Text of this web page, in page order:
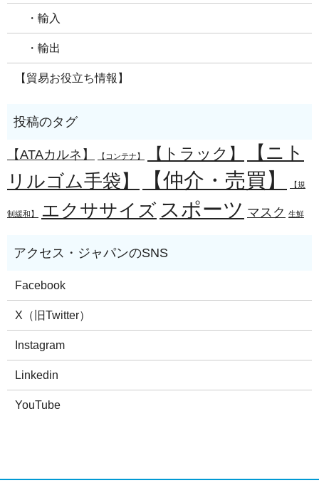
・輸入
・輸出
【貿易お役立ち情報】
【ATAカルネ】 【コンテナ】 【トラック】
【ニト
リルゴム手袋】
【仲介・売買】 【規
制緩和】 エクササイズ スポーツ マスク 生鮮
Facebook
X（旧Twitter）
Instagram
Linkedin
YouTube